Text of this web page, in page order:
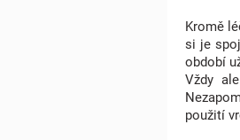
Kromě
si je
období
Vždy
použití